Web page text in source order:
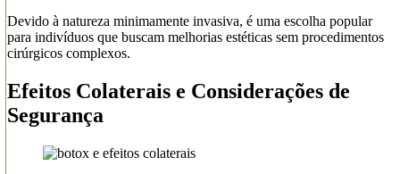
Devido à natureza minimamente invasiva, é uma escolha popular
para indivíduos que buscam melhorias estéticas sem procedimentos
cirúrgicos complexos.
Efeitos Colaterais e Considerações de
Segurança